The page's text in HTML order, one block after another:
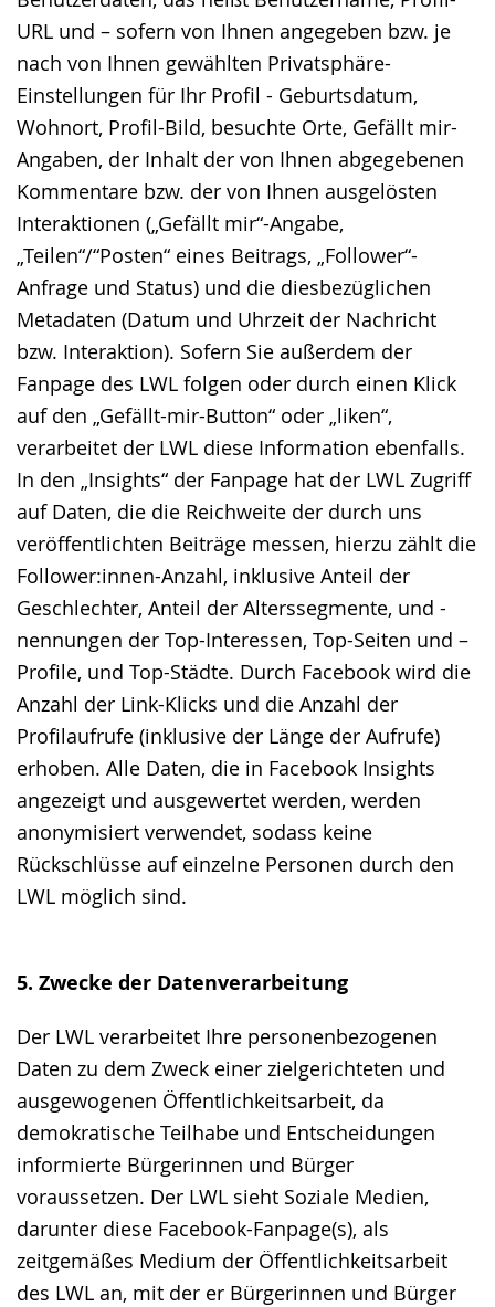
URL und – sofern von Ihnen angegeben bzw. je
nach von Ihnen gewählten Privatsphäre-
Einstellungen für Ihr Profil - Geburtsdatum,
Wohnort, Profil-Bild, besuchte Orte, Gefällt mir-
Angaben, der Inhalt der von Ihnen abgegebenen
Kommentare bzw. der von Ihnen ausgelösten
Interaktionen („Gefällt mir“-Angabe,
„Teilen“/“Posten“ eines Beitrags, „Follower“-
Anfrage und Status) und die diesbezüglichen
Metadaten (Datum und Uhrzeit der Nachricht
bzw. Interaktion). Sofern Sie außerdem der
Fanpage des LWL folgen oder durch einen Klick
auf den „Gefällt-mir-Button“ oder „liken“,
verarbeitet der LWL diese Information ebenfalls.
In den „Insights“ der Fanpage hat der LWL Zugriff
auf Daten, die die Reichweite der durch uns
veröffentlichten Beiträge messen, hierzu zählt die
Follower:innen-Anzahl, inklusive Anteil der
Geschlechter, Anteil der Alterssegmente, und -
nennungen der Top-Interessen, Top-Seiten und –
Profile, und Top-Städte. Durch Facebook wird die
Anzahl der Link-Klicks und die Anzahl der
Profilaufrufe (inklusive der Länge der Aufrufe)
erhoben. Alle Daten, die in Facebook Insights
angezeigt und ausgewertet werden, werden
anonymisiert verwendet, sodass keine
Rückschlüsse auf einzelne Personen durch den
LWL möglich sind.
5. Zwecke der Datenverarbeitung
Der LWL verarbeitet Ihre personenbezogenen
Daten zu dem Zweck einer zielgerichteten und
ausgewogenen Öffentlichkeitsarbeit, da
demokratische Teilhabe und Entscheidungen
informierte Bürgerinnen und Bürger
voraussetzen. Der LWL sieht Soziale Medien,
darunter diese Facebook-Fanpage(s), als
zeitgemäßes Medium der Öffentlichkeitsarbeit
des LWL an, mit der er Bürgerinnen und Bürger